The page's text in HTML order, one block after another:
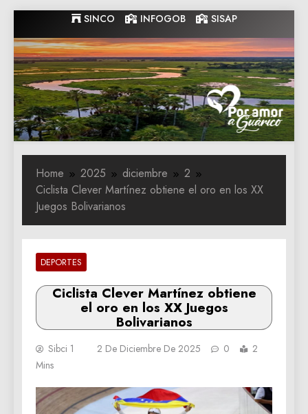
to
content
SINCO INFOGOB SISAP
Gobernacion
de Guarico
Gobernacion de Guarico
Home 2025 diciembre
2
Ciclista Clever Martínez obtiene el oro en los XX
Juegos Bolivarianos
DEPORTES
Ciclista Clever Martínez obtiene
el oro en los XX Juegos
Bolivarianos
Sibci 1 2 De Diciembre De 2025 0
2
Mins